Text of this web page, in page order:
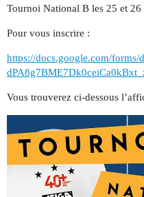
Tournoi National B les 25 et
Pour vous inscrire :
https://docs.google.com/forms/
Vous trouverez ci-dessous